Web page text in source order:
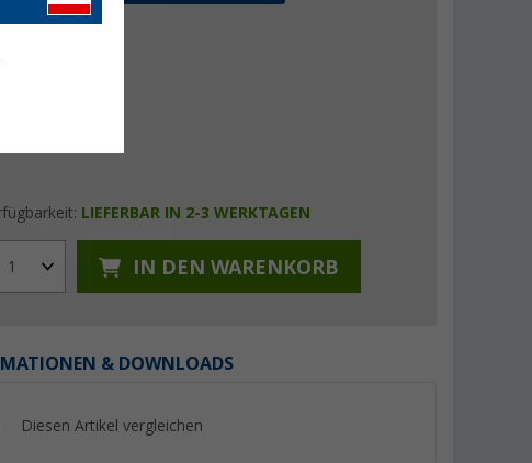
LIEFERBAR IN 2-3 WERKTAGEN
1 IN DEN WARENKORB
& DOWNLOADS
Diesen Artikel vergleichen